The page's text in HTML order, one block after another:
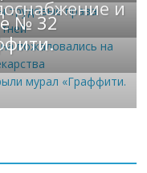
и
№ 32